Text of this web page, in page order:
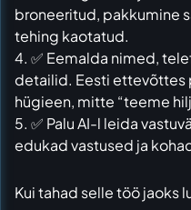
broneeritud, pakkumine
tehing kaotatud.
✅ Eemalda nimed,
detailid. Eesti ettevõttes
hügieen, mitte “teeme
✅ Palu AI-l leida
edukad vastused ja
Kui tahad selle töö jaoks